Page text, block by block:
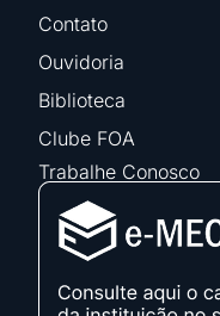
Contato
Ouvidoria
Biblioteca
Clube FOA
Trabalhe Conosco